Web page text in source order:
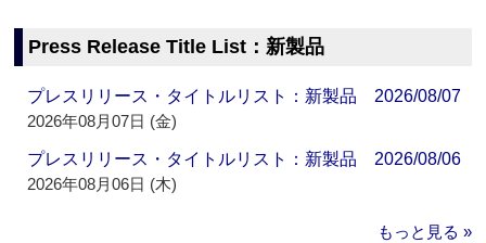
Press Release Title List：新製品
プレスリリース・タイトルリスト：新製品 2026/08/07
2026年08月07日 (金)
プレスリリース・タイトルリスト：新製品 2026/08/06
2026年08月06日 (木)
もっと見る »